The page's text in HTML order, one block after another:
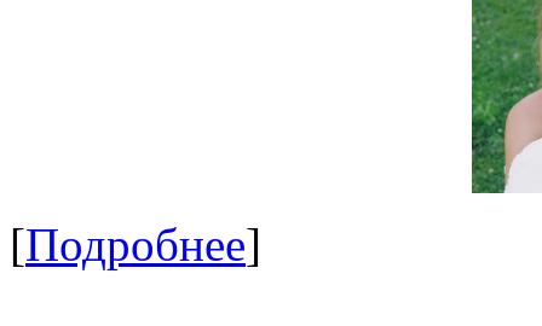
[Подробнее]